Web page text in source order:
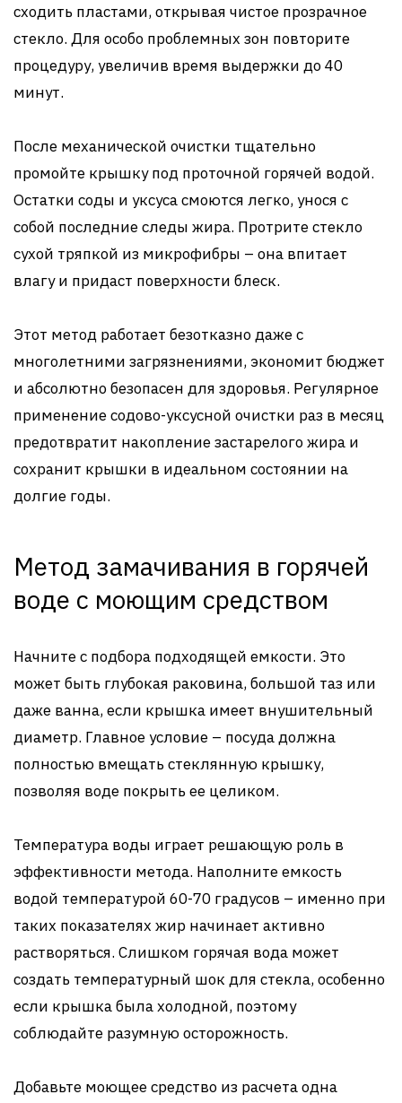
сходить пластами, открывая чистое прозрачное
стекло. Для особо проблемных зон повторите
процедуру, увеличив время выдержки до 40
минут.
После механической очистки тщательно
промойте крышку под проточной горячей водой.
Остатки соды и уксуса смоются легко, унося с
собой последние следы жира. Протрите стекло
сухой тряпкой из микрофибры – она впитает
влагу и придаст поверхности блеск.
Этот метод работает безотказно даже с
многолетними загрязнениями, экономит бюджет
и абсолютно безопасен для здоровья. Регулярное
применение содово-уксусной очистки раз в месяц
предотвратит накопление застарелого жира и
сохранит крышки в идеальном состоянии на
долгие годы.
Метод замачивания в горячей
воде с моющим средством
Начните с подбора подходящей емкости. Это
может быть глубокая раковина, большой таз или
даже ванна, если крышка имеет внушительный
диаметр. Главное условие – посуда должна
полностью вмещать стеклянную крышку,
позволяя воде покрыть ее целиком.
Температура воды играет решающую роль в
эффективности метода. Наполните емкость
водой температурой 60-70 градусов – именно при
таких показателях жир начинает активно
растворяться. Слишком горячая вода может
создать температурный шок для стекла, особенно
если крышка была холодной, поэтому
соблюдайте разумную осторожность.
Добавьте моющее средство из расчета одна